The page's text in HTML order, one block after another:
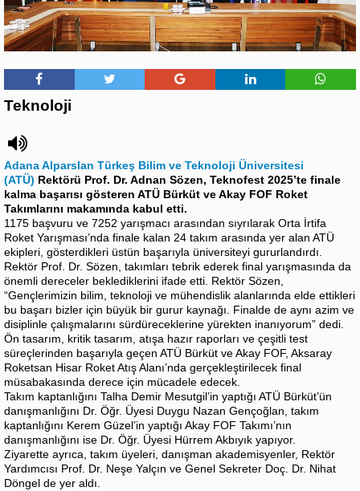
Teknoloji
Adana Alparslan Türkeş Bilim ve Teknoloji Üniversitesi
(ATÜ) Rektörü Prof. Dr. Adnan Sözen, Teknofest 2025’te finale
kalma başarısı gösteren ATÜ Bürküt ve Akay FOF Roket
Takımlarını makamında kabul etti.
1175 başvuru ve 7252 yarışmacı arasından sıyrılarak Orta İrtifa
Roket Yarışması’nda finale kalan 24 takım arasında yer alan ATÜ
ekipleri, gösterdikleri üstün başarıyla üniversiteyi gururlandırdı.
Rektör Prof. Dr. Sözen, takımları tebrik ederek final yarışmasında da
önemli dereceler beklediklerini ifade etti. Rektör Sözen,
“Gençlerimizin bilim, teknoloji ve mühendislik alanlarında elde ettikleri
bu başarı bizler için büyük bir gurur kaynağı. Finalde de aynı azim ve
disiplinle çalışmalarını sürdüreceklerine yürekten inanıyorum” dedi.
Ön tasarım, kritik tasarım, atışa hazır raporları ve çeşitli test
süreçlerinden başarıyla geçen ATÜ Bürküt ve Akay FOF, Aksaray
Roketsan Hisar Roket Atış Alanı’nda gerçekleştirilecek final
müsabakasında derece için mücadele edecek.
Takım kaptanlığını Talha Demir Mesutgil’in yaptığı ATÜ Bürküt’ün
danışmanlığını Dr. Öğr. Üyesi Duygu Nazan Gençoğlan, takım
kaptanlığını Kerem Güzel’in yaptığı Akay FOF Takımı’nın
danışmanlığını ise Dr. Öğr. Üyesi Hürrem Akbıyık yapıyor.
Ziyarette ayrıca, takım üyeleri, danışman akademisyenler, Rektör
Yardımcısı Prof. Dr. Neşe Yalçın ve Genel Sekreter Doç. Dr. Nihat
Döngel de yer aldı.